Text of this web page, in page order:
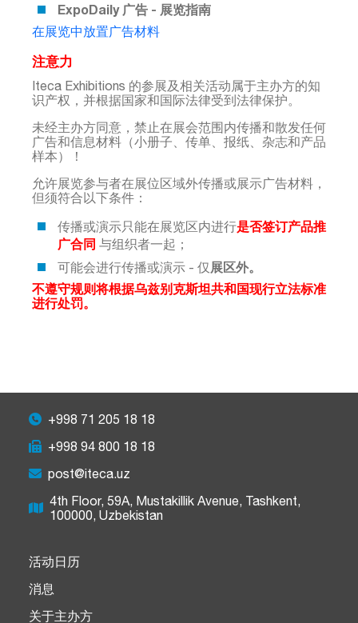
ExpoDaily 广告 - 展览指南
在展览中放置广告材料
注意力
Iteca Exhibitions 的参展及相关活动属于主办方的知
识产权，并根据国家和国际法律受到法律保护。
未经主办方同意，禁止在展会范围内传播和散发任何
广告和信息材料（小册子、传单、报纸、杂志和产品
样本）！
允许展览参与者在展位区域外传播或展示广告材料，
但须符合以下条件：
传播或演示只能在展览区内进行是否签订产品推
广合同 与组织者一起；
可能会进行传播或演示 - 仅 展区外。
不遵守规则将根据乌兹别克斯坦共和国现行立法标准
进行处罚。
+998 71 205 18 18
+998 94 800 18 18
post@iteca.uz
4th Floor, 59A, Mustakillik Avenue, Tashkent,
100000, Uzbekistan
活动日历
消息
关于主办方